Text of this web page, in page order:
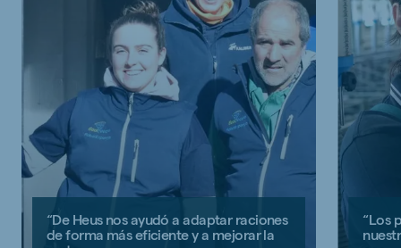
“De Heus nos ayudó a adaptar raciones
de forma más eficiente y a mejorar la
“Los